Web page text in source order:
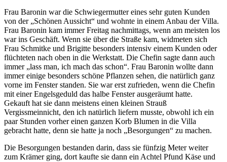
Frau Baronin war die Schwiegermutter eines sehr guten Kunden
von der
Schönen Aussicht
und wohnte in einem Anbau der Villa.
Frau Baronin kam immer Freitag nachmittags, wenn am meisten los
war ins Geschäft. Wenn sie über die Straße kam, widmeten sich
Frau Schmitke und Brigitte besonders intensiv einem Kunden oder
flüchteten nach oben in die Werkstatt. Die Chefin sagte dann auch
immer lass man, ich mach das schon . Frau Baronin wollte dann
immer einige besonders schöne Pflanzen sehen, die natürlich ganz
vorne im Fenster standen. Sie war erst zufrieden, wenn die Chefin
mit einer Engelsgeduld das halbe Fenster ausgeräumt hatte.
Gekauft hat sie dann meistens einen kleinen Strauß
Vergissmeinnicht, den ich natürlich liefern musste, obwohl ich ein
paar Stunden vorher einen ganzen Korb Blumen in die Villa
gebracht hatte, denn sie hatte ja noch
Besorgungen
zu machen.
Die Besorgungen bestanden darin, dass sie fünfzig Meter weiter
zum Krämer ging, dort kaufte sie dann ein Achtel Pfund Käse und